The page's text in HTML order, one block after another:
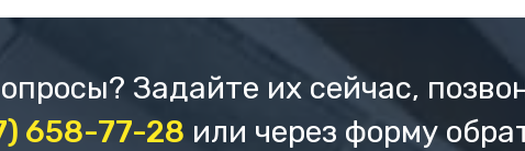
Задайте их сейчас,
658-77-28 или через форму